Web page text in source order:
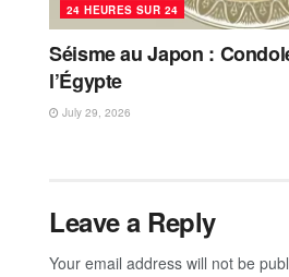
24 HEURES SUR 24
Séisme au Japon :
l’Égypte
July 29, 2026
Leave a Reply
Your email address will not be